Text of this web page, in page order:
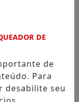
DE
de
Para
desabilite seu